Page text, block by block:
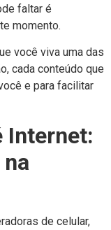
faltar é
momento.
você viva uma das
cada conteúdo que
e para facilitar
Internet:
de celular,